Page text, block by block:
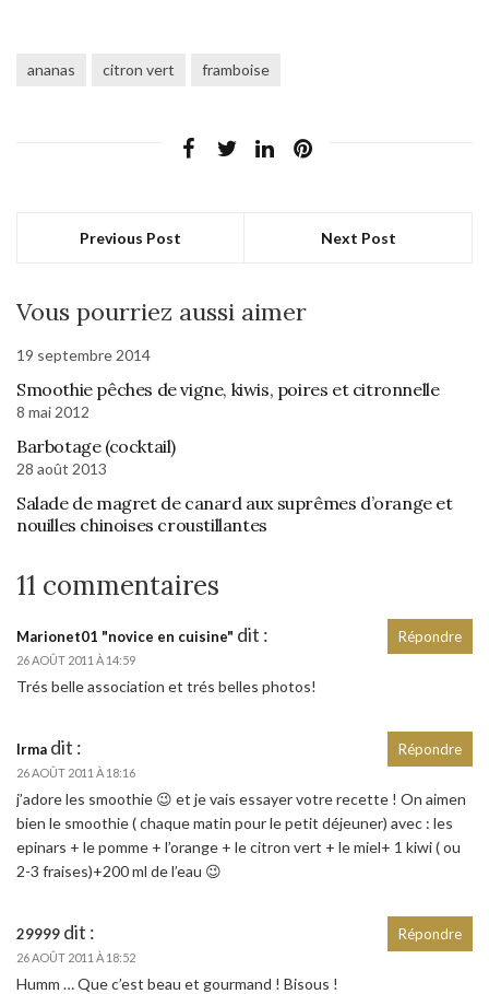
ananas citron vert framboise
Previous Post Next Post
Vous pourriez aussi aimer
19 septembre 2014
Smoothie pêches de vigne, kiwis, poires et citronnelle
8 mai 2012
Barbotage (cocktail)
28 août 2013
Salade de magret de canard aux suprêmes d’orange et
nouilles chinoises croustillantes
11 commentaires
Marionet01 "novice en cuisine" dit :
26 AOÛT 2011 À 14:59
Trés belle association et trés belles photos!
Répondre
Irma dit :
26 AOÛT 2011 À 18:16
j’adore les smoothie 😉 et je vais essayer votre recette ! On aimen
bien le smoothie ( chaque matin pour le petit déjeuner) avec : les
epinars + le pomme + l’orange + le citron vert + le miel+ 1 kiwi ( ou
2-3 fraises)+200 ml de l’eau 😉
Répondre
29999 dit :
26 AOÛT 2011 À 18:52
Humm … Que c’est beau et gourmand ! Bisous !
Répondre